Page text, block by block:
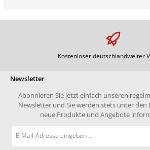
Kostenloser deutschlandweiter
Newsletter
Abonnieren Sie jetzt einfach unseren
Newsletter und Sie werden stets unter den
neue Produkte und Angebote